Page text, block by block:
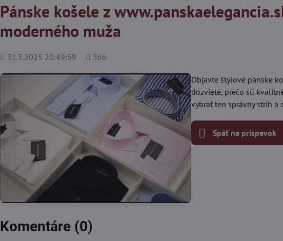
Pánske košele z
moderného muža
Pridané
31.3.2025 20:49:59
Počet
566
Objavte štýlové pánske
dozviete, prečo sú
vybrať ten správny strih a
Späť na príspevok
Komentáre (0)